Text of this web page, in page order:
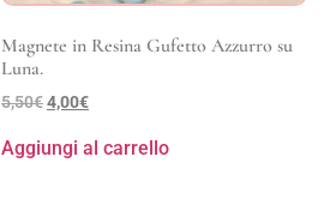
Magnete in Resina Gufetto Azzurro su
Luna.
5,50€4,00€
Aggiungi al carrello